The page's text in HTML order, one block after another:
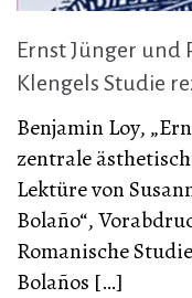
Ernst Jünger und
Klengels Studie
Benjamin Loy,
zentrale
Lektüre von
Bolaño“,
Romanische
Bolaños […]